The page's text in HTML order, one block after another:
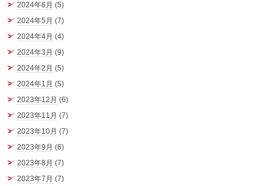
2024年6月 (5)
2024年5月 (7)
2024年4月 (4)
2024年3月 (9)
2024年2月 (5)
2024年1月 (5)
2023年12月 (6)
2023年11月 (7)
2023年10月 (7)
2023年9月 (6)
2023年8月 (7)
2023年7月 (7)